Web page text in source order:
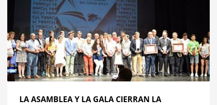
LA ASAMBLEA Y LA GALA CIERRAN LA